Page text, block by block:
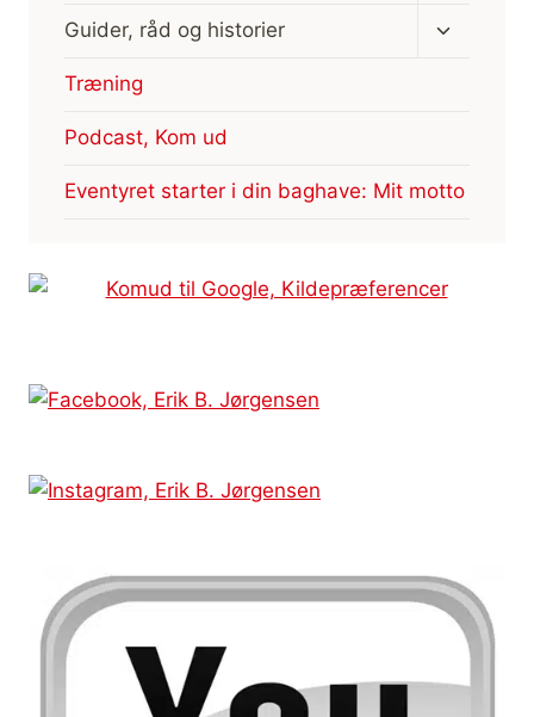
Guider, råd og historier
Skift
Træning
Podcast, Kom ud
Eventyret starter i din baghave: Mit motto